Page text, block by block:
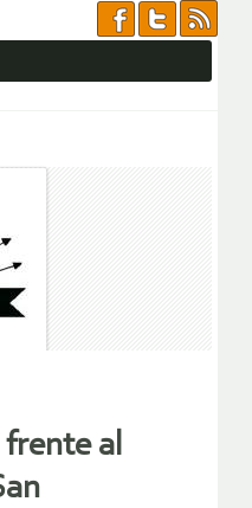
frente al